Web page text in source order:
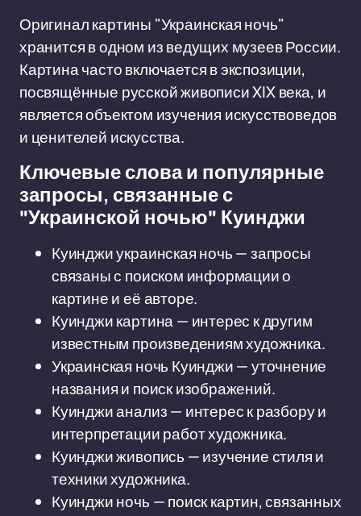
Оригинал картины "Украинская ночь"
хранится в одном из ведущих музеев России.
Картина часто включается в экспозиции,
посвящённые русской живописи XIX века, и
является объектом изучения искусствоведов
и ценителей искусства.
Ключевые слова и популярные
запросы, связанные с
"Украинской ночью" Куинджи
Куинджи украинская ночь — запросы
связаны с поиском информации о
картине и её авторе.
Куинджи картина — интерес к другим
известным произведениям художника.
Украинская ночь Куинджи — уточнение
названия и поиск изображений.
Куинджи анализ — интерес к разбору и
интерпретации работ художника.
Куинджи живопись — изучение стиля и
техники художника.
Куинджи ночь — поиск картин, связанных